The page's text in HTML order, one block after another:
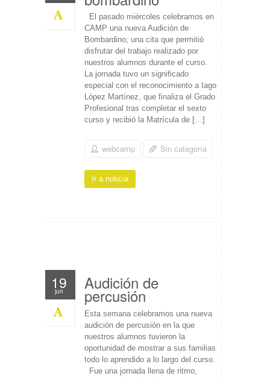
El pasado miércoles celebramos en
CAMP una nueva Audición de
Bombardino, una cita que permitió
disfrutar del trabajo realizado por
nuestros alumnos durante el curso.
La jornada tuvo un significado
especial con el reconocimiento a Iago
López Martínez, que finaliza el Grado
Profesional tras completar el sexto
curso y recibió la Matrícula de […]
webcamp Sin categoría
Ir a noticia
19
jun Audición de
percusión
Esta semana celebramos una nueva
audición de percusión en la que
nuestros alumnos tuvieron la
oportunidad de mostrar a sus familias
todo lo aprendido a lo largo del curso.
Fue una jornada llena de ritmo,